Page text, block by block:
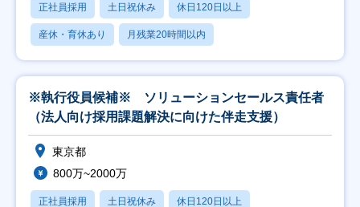
正社員採用 土日祝休み 休日120日以上
産休・育休あり 月残業20時間以内
※執行役員候補※ ソリューションセールス責任者
（法人向け採用課題解決に向けた伴走支援）
東京都
800万~2000万
正社員採用 土日祝休み 休日120日以上